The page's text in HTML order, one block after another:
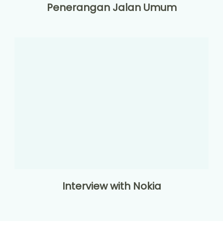
Penerangan Jalan Umum
Interview with Nokia